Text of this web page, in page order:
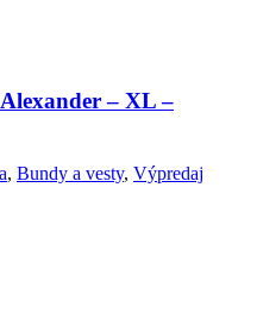
– XL –
, Bundy a vesty, Výpredaj